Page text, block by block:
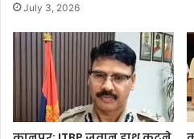
July 3, 2026